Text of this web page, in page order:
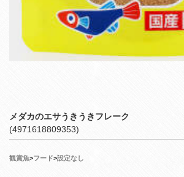
メダカのエサうきうきフレーク
(4971618809353)
観賞魚>フード>設定なし